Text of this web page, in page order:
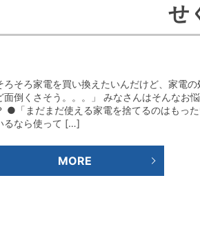
せ
ろそろ家電を買い換えたいんだけど、家電
面倒くさそう。。。」 みなさんはそんなお
●「まだまだ使える家電を捨てるのはもっ
るなら使って […]
MORE